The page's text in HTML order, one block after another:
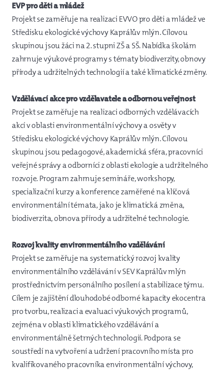
EVP pro děti a mládež
Projekt se zaměřuje na realizaci EVVO pro děti a mládež ve
Středisku ekologické výchovy Kaprálův mlýn. Cílovou
skupinou jsou žáci na 2. stupni ZŠ a SŠ. Nabídka školám
zahrnuje výukové programy s tématy biodiverzity, obnovy
přírody a udržitelných technologií a také klimatické změny.
Vzdělávací akce pro vzdělavatele a odbornou veřejnost
Projekt se zaměřuje na realizaci odborných vzdělávacích
akcí v oblasti environmentální výchovy a osvěty v
Středisku ekologické výchovy Kaprálův mlýn. Cílovou
skupinou jsou pedagogové, akademická sféra, pracovníci
veřejné správy a odborníci z oblasti ekologie a udržitelného
rozvoje. Program zahrnuje semináře, workshopy,
specializační kurzy a konference zaměřené na klíčová
environmentální témata, jako je klimatická změna,
biodiverzita, obnova přírody a udržitelné technologie.
Rozvoj kvality environmentálního vzdělávání
Projekt se zaměřuje na systematický rozvoj kvality
environmentálního vzdělávání v SEV Kaprálův mlýn
prostřednictvím personálního posílení a stabilizace týmu.
Cílem je zajištění dlouhodobé odborné kapacity ekocentra
pro tvorbu, realizaci a evaluaci výukových programů,
zejména v oblasti klimatického vzdělávání a
environmentálně šetrných technologií. Podpora se
soustředí na vytvoření a udržení pracovního místa pro
kvalifikovaného pracovníka environmentální výchovy,